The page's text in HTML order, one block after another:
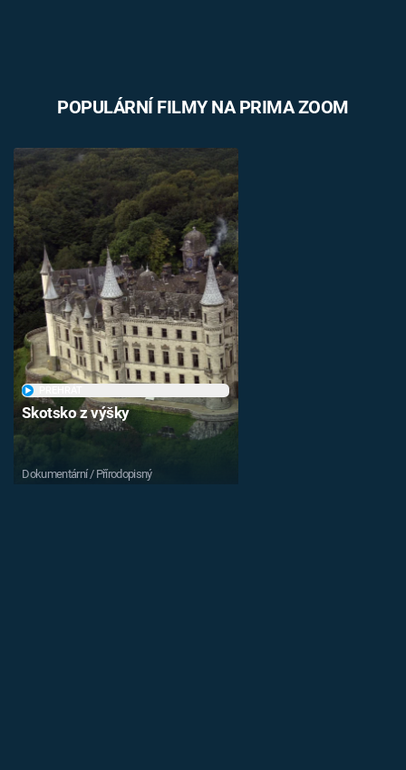
POPULÁRNÍ FILMY NA PRIMA ZOOM
Skotsko z výšky
Dokumentární / Přírodopisný